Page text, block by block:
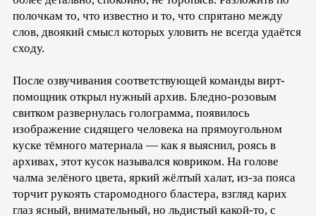
полочкам то, что известно и то, что спрятано между
слов, двоякий смысл которых уловить не всегда удаётся
сходу.
После озвучивания соответствующей команды вирт-
помощник открыл нужный архив. Бледно-розовым
свитком развернулась голограмма, появилось
изображение сидящего человека на прямоугольном
куске тёмного материала — как я выяснил, роясь в
архивах, этот кусок назывался ковриком. На голове
чалма зелёного цвета, яркий жёлтый халат, из-за пояса
торчит рукоять старомодного бластера, взгляд карих
глаз ясный, внимательный, но льдистый какой-то, с